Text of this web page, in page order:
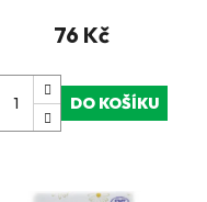
76 Kč
DO KOŠÍKU